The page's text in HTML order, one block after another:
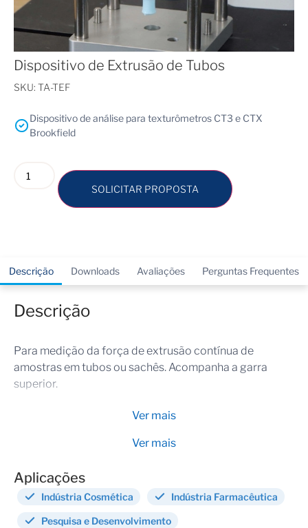
Dispositivo de Extrusão de Tubos
SKU: TA-TEF
Dispositivo de análise para texturômetros CT3 e CTX
Brookfield
SOLICITAR PROPOSTA
Descrição Downloads Avaliações Perguntas Frequentes
Descrição
Para medição da força de extrusão contínua de
amostras em tubos ou sachês. Acompanha a garra
superior.
Ver mais
Ver mais
Aplicações
Indústria Cosmética Indústria Farmacêutica
Pesquisa e Desenvolvimento